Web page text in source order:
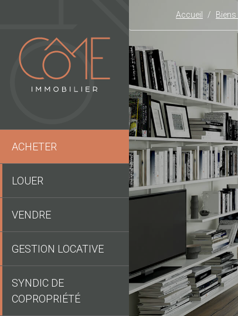
ACHETER
LOUER
VENDRE
GESTION LOCATIVE
SYNDIC DE
COPROPRIÉTÉ
Accueil